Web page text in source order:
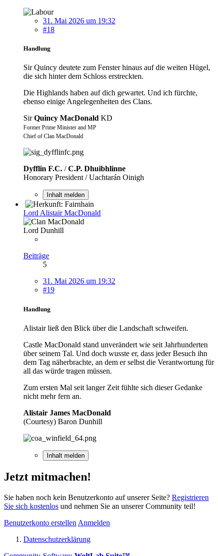
31. Mai 2026 um 19:32
#18
Handlung
Sir Quincy deutete zum Fenster hinaus auf die weiten Hügel,
die sich hinter dem Schloss erstreckten.
Die Highlands haben auf dich gewartet. Und ich fürchte,
ebenso einige Angelegenheiten des Clans.
SirQuincy MacDonald KD
Former Prime Minister and MP
Chief of Clan MacDonald
Dyfflin F.C. /C.P. Dhuibhlinne
Honorary President / Uachtarán Oinigh
Inhalt melden
Lord Alistair MacDonald
Lord Dunhill
Beiträge
5
31. Mai 2026 um 19:32
#19
Handlung
Alistair ließ den Blick über die Landschaft schweifen.
Castle MacDonald stand unverändert wie seit Jahrhunderten
über seinem Tal. Und doch wusste er, dass jeder Besuch ihn
dem Tag näherbrachte, an dem er selbst die Verantwortung für
all das würde tragen müssen.
Zum ersten Mal seit langer Zeit fühlte sich dieser Gedanke
nicht mehr fern an.
Alistair James MacDonald
(Courtesy) Baron Dunhill
Inhalt melden
Jetzt mitmachen!
Sie haben noch kein Benutzerkonto auf unserer Seite? Registrieren
Sie sich kostenlos und nehmen Sie an unserer Community teil!
Benutzerkonto erstellen Anmelden
Datenschutzerklärung